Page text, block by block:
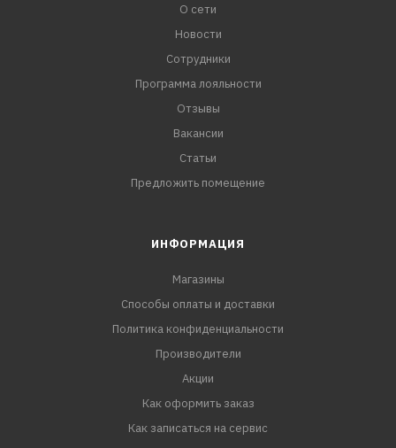
О сети
Новости
Сотрудники
Программа лояльности
Отзывы
Вакансии
Статьи
Предложить помещение
ИНФОРМАЦИЯ
Магазины
Способы оплаты и доставки
Политика конфиденциальности
Производители
Акции
Как оформить заказ
Как записаться на сервис